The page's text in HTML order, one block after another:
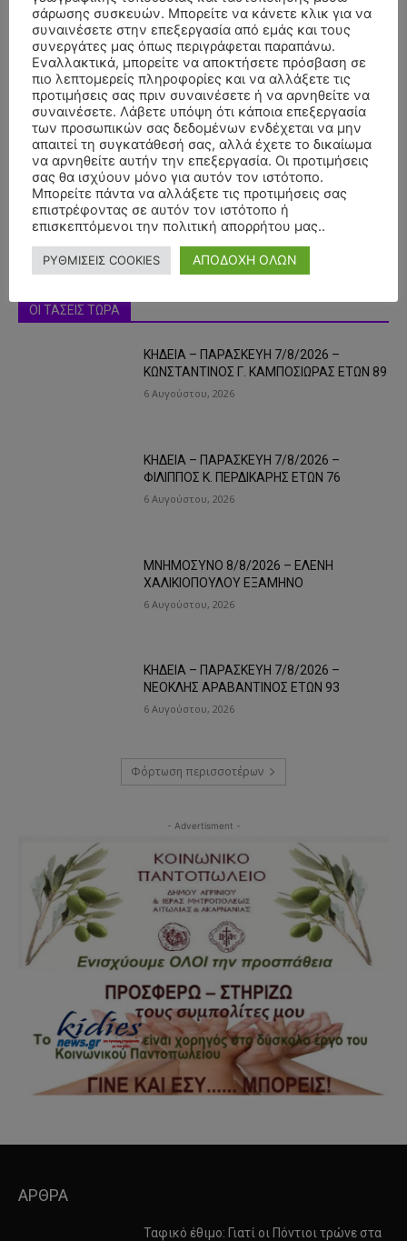
- Advertisment -
ΟΙ ΤΑΣΕΙΣ ΤΩΡΑ
ΚΗΔΕΙΑ – ΠΑΡΑΣΚΕΥΗ 7/8/2026 –
ΚΩΝΣΤΑΝΤΙΝΟΣ Γ. ΚΑΜΠΟΣΙΩΡΑΣ ΕΤΩΝ 89
6 Αυγούστου, 2026
ΚΗΔΕΙΑ – ΠΑΡΑΣΚΕΥΗ 7/8/2026 –
ΦΙΛΙΠΠΟΣ Κ. ΠΕΡΔΙΚΑΡΗΣ ΕΤΩΝ 76
6 Αυγούστου, 2026
ΜΝΗΜΟΣΥΝΟ 8/8/2026 – ΕΛΕΝΗ
ΧΑΛΙΚΙΟΠΟΥΛΟΥ ΕΞΑΜΗΝΟ
6 Αυγούστου, 2026
ΚΗΔΕΙΑ – ΠΑΡΑΣΚΕΥΗ 7/8/2026 –
ΝΕΟΚΛΗΣ ΑΡΑΒΑΝΤΙΝΟΣ ΕΤΩΝ 93
6 Αυγούστου, 2026
Φόρτωση περισσοτέρων
- Advertisment -
ΑΡΘΡΑ
Ταφικό έθιμο: Γιατί οι Πόντιοι τρώνε στα
σάρωσης συσκευών. Μπορείτε να κάνετε κλικ για να
συναινέσετε στην επεξεργασία από εμάς και τους
συνεργάτες μας όπως περιγράφεται παραπάνω.
Εναλλακτικά, μπορείτε να αποκτήσετε πρόσβαση σε
πιο λεπτομερείς πληροφορίες και να αλλάξετε τις
προτιμήσεις σας πριν συναινέσετε ή να αρνηθείτε να
συναινέσετε. Λάβετε υπόψη ότι κάποια επεξεργασία
των προσωπικών σας δεδομένων ενδέχεται να μην
απαιτεί τη συγκατάθεσή σας, αλλά έχετε το δικαίωμα
να αρνηθείτε αυτήν την επεξεργασία. Οι προτιμήσεις
σας θα ισχύουν μόνο για αυτόν τον ιστότοπο.
Μπορείτε πάντα να αλλάξετε τις προτιμήσεις σας
επιστρέφοντας σε αυτόν τον ιστότοπο ή
επισκεπτόμενοι την πολιτική απορρήτου μας..
ΡΥΘΜΙΣΕΙΣ COOKIES ΑΠΟΔΟΧΗ ΟΛΩΝ